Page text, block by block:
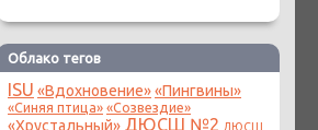
Облако тегов
ISU «Вдохновение»«Пингвины»
«Синяя птица» «Созвездие»
«Хрустальный» ДЮСШ №2 ДЮСШ